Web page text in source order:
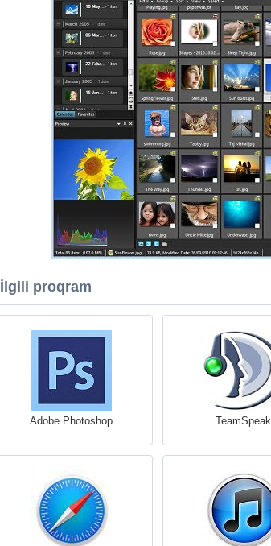
İlgili proqram
Adobe Photoshop TeamSpeak